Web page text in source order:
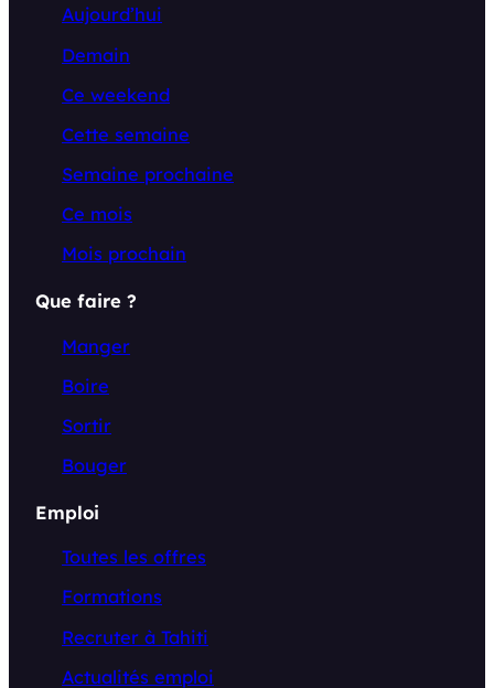
Aujourd’hui
Demain
Ce weekend
Cette semaine
Semaine prochaine
Ce mois
Mois prochain
Que faire ?
Manger
Boire
Sortir
Bouger
Emploi
Toutes les offres
Formations
Recruter à Tahiti
Actualités emploi